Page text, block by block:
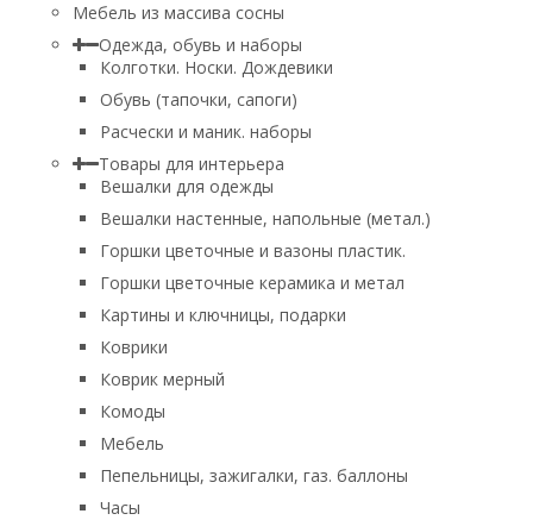
Мебель из массива сосны
Одежда, обувь и наборы
Колготки. Носки. Дождевики
Обувь (тапочки, сапоги)
Расчески и маник. наборы
Товары для интерьера
Вешалки для одежды
Вешалки настенные, напольные (метал.)
Горшки цветочные и вазоны пластик.
Горшки цветочные керамика и метал
Картины и ключницы, подарки
Коврики
Коврик мерный
Комоды
Мебель
Пепельницы, зажигалки, газ. баллоны
Часы